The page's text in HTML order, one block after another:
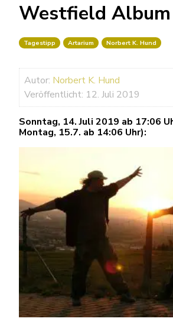
Westfield Album
Tagestipp Artarium Norbert K. Hund
Autor: Norbert K. Hund
Veröffentlicht: 12. Juli 2019
Sonntag, 14. Juli 2019 ab 17:06
Montag, 15.7. ab 14:06 Uhr):